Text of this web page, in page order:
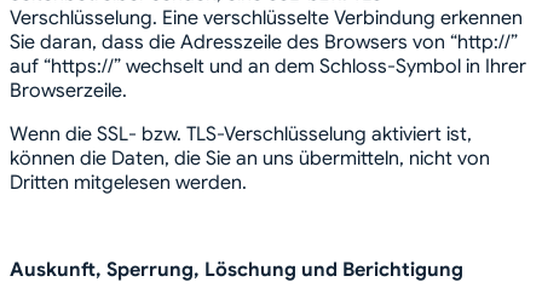
Verschlüsselung. Eine verschlüsselte Verbindung erkennen
Sie daran, dass die Adresszeile des Browsers von “http://”
auf “https://” wechselt und an dem Schloss-Symbol in Ihrer
Browserzeile.
Wenn die SSL- bzw. TLS-Verschlüsselung aktiviert ist,
können die Daten, die Sie an uns übermitteln, nicht von
Dritten mitgelesen werden.
Auskunft, Sperrung, Löschung und Berichtigung